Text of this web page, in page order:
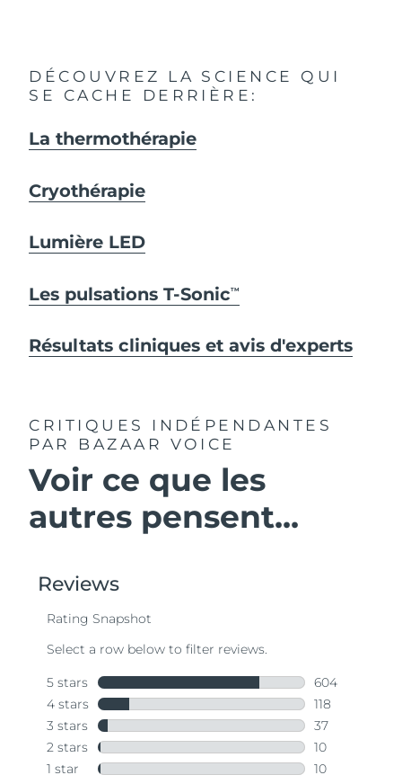
DÉCOUVREZ LA SCIENCE QUI
SE CACHE DERRIÈRE:
La thermothérapie
Cryothérapie
Lumière LED
Les pulsations T-SonicTM
Résultats cliniques et avis d'experts
CRITIQUES INDÉPENDANTES
PAR BAZAAR VOICE
Voir ce que les
autres pensent...